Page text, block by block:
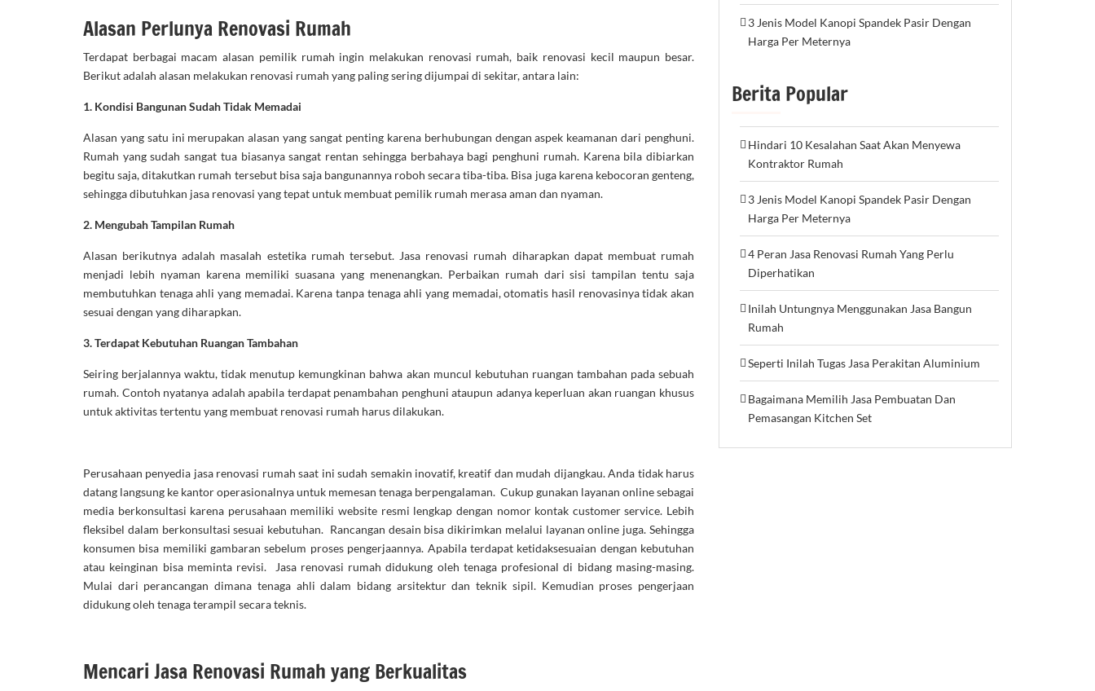
Alasan Perlunya Renovasi Rumah
Terdapat berbagai macam alasan pemilik rumah ingin melakukan renovasi rumah, baik renovasi kecil maupun besar.
Berikut adalah alasan melakukan renovasi rumah yang paling sering dijumpai di sekitar, antara lain:
1. Kondisi Bangunan Sudah Tidak Memadai
Alasan yang satu ini merupakan alasan yang sangat penting karena berhubungan dengan aspek keamanan dari penghuni.
Rumah yang sudah sangat tua biasanya sangat rentan sehingga berbahaya bagi penghuni rumah. Karena bila dibiarkan
begitu saja, ditakutkan rumah tersebut bisa saja bangunannya roboh secara tiba-tiba. Bisa juga karena kebocoran genteng,
sehingga dibutuhkan jasa renovasi yang tepat untuk membuat pemilik rumah merasa aman dan nyaman.
2. Mengubah Tampilan Rumah
Alasan berikutnya adalah masalah estetika rumah tersebut. Jasa renovasi rumah diharapkan dapat membuat rumah
menjadi lebih nyaman karena memiliki suasana yang menenangkan. Perbaikan rumah dari sisi tampilan tentu saja
membutuhkan tenaga ahli yang memadai. Karena tanpa tenaga ahli yang memadai, otomatis hasil renovasinya tidak akan
sesuai dengan yang diharapkan.
3.Terdapat Kebutuhan Ruangan Tambahan
Seiring berjalannya waktu, tidak menutup kemungkinan bahwa akan muncul kebutuhan ruangan tambahan pada sebuah
rumah. Contoh nyatanya adalah apabila terdapat penambahan penghuni ataupun adanya keperluan akan ruangan khusus
untuk aktivitas tertentu yang membuat renovasi rumah harus dilakukan.
Perusahaan penyedia jasa renovasi rumah saat ini sudah semakin inovatif, kreatif dan mudah dijangkau. Anda tidak harus
datang langsung ke kantor operasionalnya untuk memesan tenaga berpengalaman. Cukup gunakan layanan online sebagai
media berkonsultasi karena perusahaan memiliki website resmi lengkap dengan nomor kontak customer service. Lebih
fleksibel dalam berkonsultasi sesuai kebutuhan. Rancangan desain bisa dikirimkan melalui layanan online juga. Sehingga
konsumen bisa memiliki gambaran sebelum proses pengerjaannya. Apabila terdapat ketidaksesuaian dengan kebutuhan
atau keinginan bisa meminta revisi. Jasa renovasi rumah didukung oleh tenaga profesional di bidang masing-masing.
Mulai dari perancangan dimana tenaga ahli dalam bidang arsitektur dan teknik sipil. Kemudian proses pengerjaan
didukung oleh tenaga terampil secara teknis.
Mencari Jasa Renovasi Rumah yang Berkualitas
3 Jenis Model Kanopi Spandek Pasir Dengan
Harga Per Meternya
Berita Popular
Hindari 10 Kesalahan Saat Akan Menyewa
Kontraktor Rumah
3 Jenis Model Kanopi Spandek Pasir Dengan
Harga Per Meternya
4 Peran Jasa Renovasi Rumah Yang Perlu
Diperhatikan
Inilah Untungnya Menggunakan Jasa Bangun
Rumah
Seperti Inilah Tugas Jasa Perakitan Aluminium
Bagaimana Memilih Jasa Pembuatan Dan
Pemasangan Kitchen Set